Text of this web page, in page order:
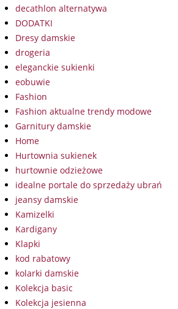
decathlon alternatywa
DODATKI
Dresy damskie
drogeria
eleganckie sukienki
eobuwie
Fashion
Fashion aktualne trendy modowe
Garnitury damskie
Home
Hurtownia sukienek
hurtownie odzieżowe
idealne portale do sprzedaży ubrań
jeansy damskie
Kamizelki
Kardigany
Klapki
kod rabatowy
kolarki damskie
Kolekcja basic
Kolekcja jesienna